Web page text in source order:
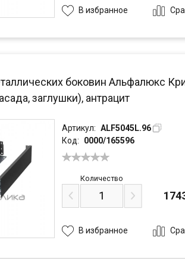
В избранное
боковин Альфалюкс
заглушки), антрацит
Артикул: ALF5045L.96
Код:
0000/165596
Количество
В избранное